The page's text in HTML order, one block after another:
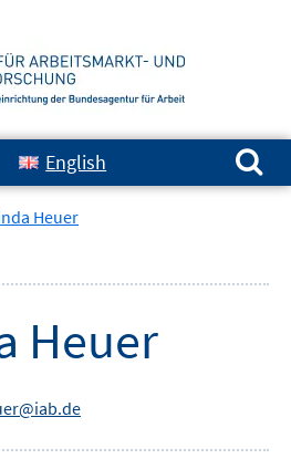
English
Suchen nach:
Heuer
Heuer